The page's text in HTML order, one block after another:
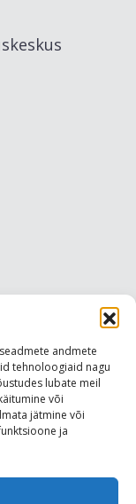
andmete
tehnoloogiaid nagu
lubate meil
või
jätmine või
ja